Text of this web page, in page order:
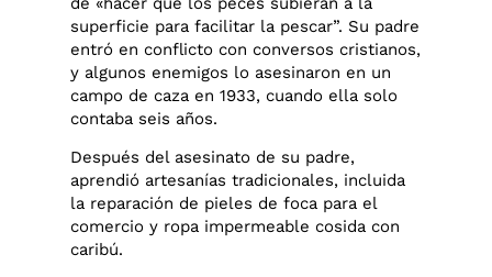
superficie para facilitar la pescar”. Su padre
entró en conflicto con conversos cristianos,
y algunos enemigos lo asesinaron en un
campo de caza en 1933, cuando ella solo
contaba seis años.
Después del asesinato de su padre,
aprendió artesanías tradicionales, incluida
la reparación de pieles de foca para el
comercio y ropa impermeable cosida con
caribú.